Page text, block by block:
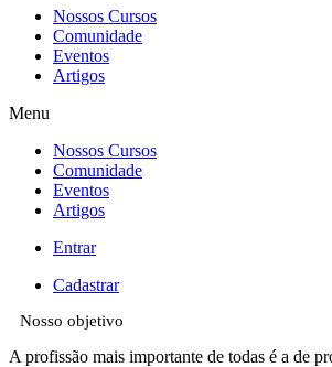
Nossos Cursos
Comunidade
Eventos
Artigos
Menu
Nossos Cursos
Comunidade
Eventos
Artigos
Entrar
Cadastrar
Nosso objetivo
A profissão mais importante de todas é a de